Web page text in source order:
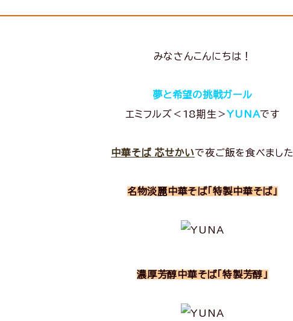
みなさんこんにちは！
夢と希望の挑戦ガール
エミフルズ＜18期生＞YUNAです
中華そば 芯せかいで夜ご飯を食べました
名物淡麗中華そば「特製中華そば」
濃厚芳醇中華そば「特製芳醇」